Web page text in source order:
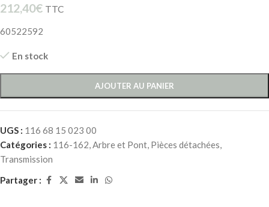
212,40€ TTC
60522592
En stock
AJOUTER AU PANIER
UGS : 116 68 15 023 00
Catégories : 116-162,Arbre et Pont, Pièces détachées,
Transmission
Partager :